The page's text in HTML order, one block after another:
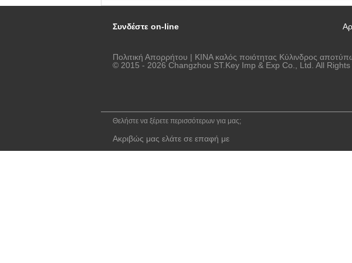
Συνδέστε on-line
Πολιτική Απορρήτου | ΚΙΝΑ καλός ποιότητας Κύλινδρος
© 2015 - 2026 Changzhou ST.Key Imp & Exp Co., Ltd. All Rights
Θελήστε να ξέρετε περισσότερων για μας;
Ακριβώς μας ελάτε σε επαφή με